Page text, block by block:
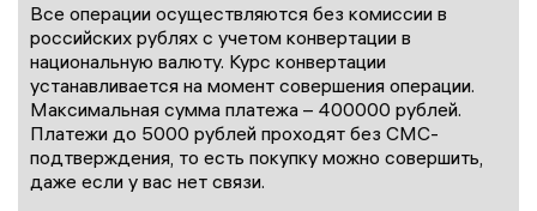
Все операции осуществляются без комиссии в
российских рублях с учетом конвертации в
национальную валюту. Курс конвертации
устанавливается на момент совершения операции.
Максимальная сумма платежа – 400000 рублей.
Платежи до 5000 рублей проходят без СМС-
подтверждения, то есть покупку можно совершить,
даже если у вас нет связи.